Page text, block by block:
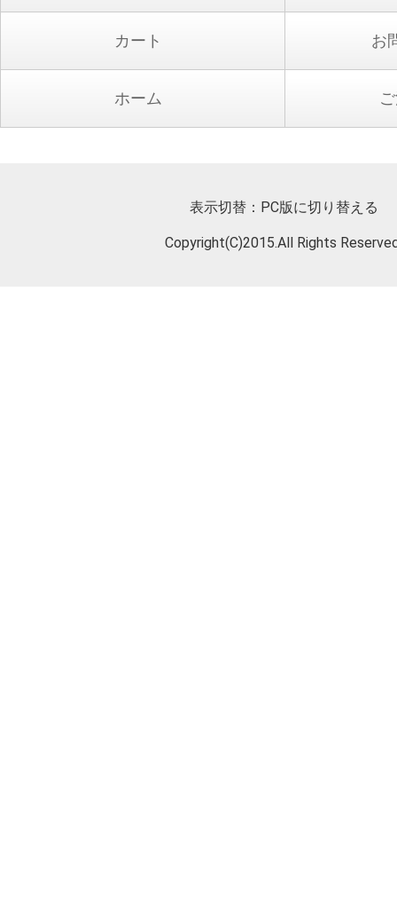
カート お
ホーム
表示切替： PC版に切り替える
Copyright(C)2015.All Rights